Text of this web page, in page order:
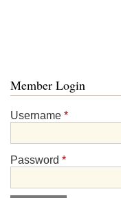
Member Login
Username *
Password *